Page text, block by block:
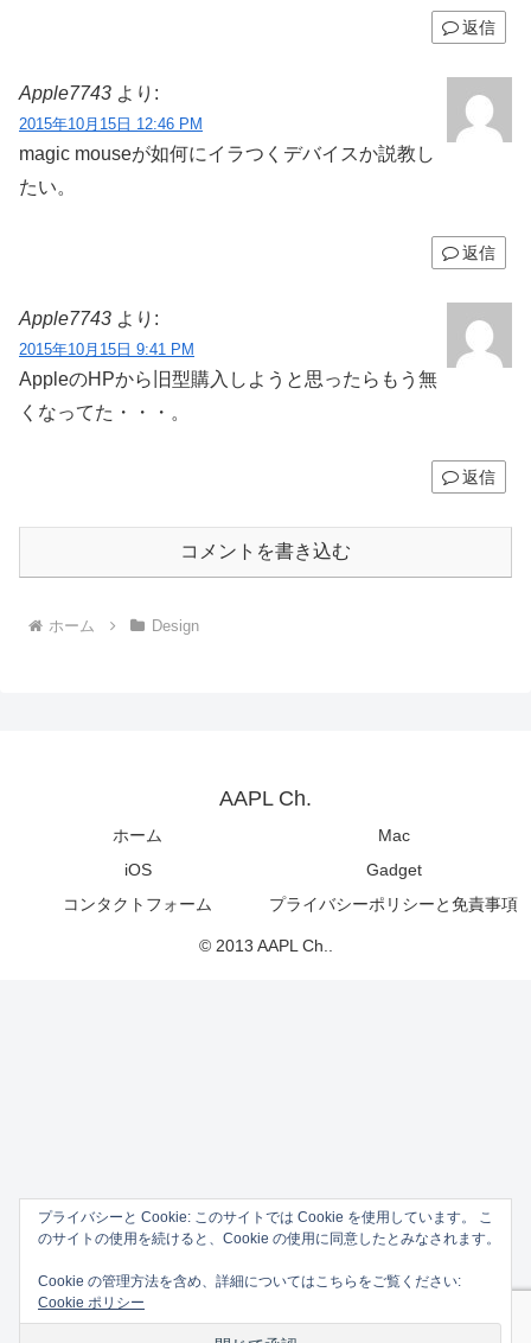
返信
Apple7743 より:
2015年10月15日 12:46 PM
magic mouseが如何にイラつくデバイスか説教し
たい。
返信
Apple7743 より:
2015年10月15日 9:41 PM
AppleのHPから旧型購入しようと思ったらもう無
くなってた・・・。
返信
コメントを書き込む
ホーム Design
AAPL Ch.
ホーム
Mac
iOS
Gadget
コンタクトフォーム
プライバシーポリシーと免責事項
© 2013 AAPL Ch..
プライバシーと Cookie: このサイトでは Cookie を使用しています。 こ
のサイトの使用を続けると、Cookie の使用に同意したとみなされます。
Cookie の管理方法を含め、詳細についてはこちらをご覧ください:
Cookie ポリシー